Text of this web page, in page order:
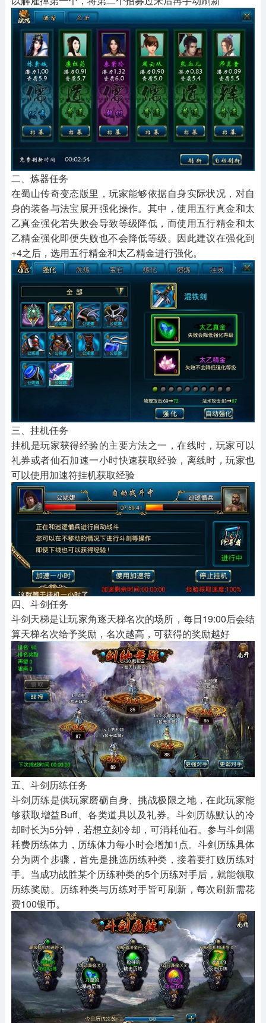
二、炼器任务
在蜀山传奇变态版里，玩家能够依据自身实际状况，对自
身的装备与法宝展开强化操作。其中，使用五行真金和太
乙真金强化若失败会导致等级降低，而使用五行精金和太
乙精金强化即便失败也不会降低等级。因此建议在强化到
+4之后，选用五行精金和太乙精金进行强化。
三、挂机任务
挂机是玩家获得经验的主要方法之一，在线时，玩家可以
礼券或者仙石加速一小时快速获取经验，离线时，玩家也
可以使用加速符挂机获取经验
四、斗剑任务
斗剑天梯是让玩家角逐天梯名次的场所，每日19:00后会结
算天梯名次给予奖励，名次越高，可获得的奖励越好
五、斗剑历练任务
斗剑历练是供玩家磨砺自身、挑战极限之地，在此玩家能
够获取增益Buff、各类道具以及礼券。斗剑历练默认的冷
却时长为5分钟，若想立刻冷却，可消耗仙石。参与斗剑需
耗费历练体力，历练体力每小时会增加1点。斗剑历练具体
分为两个步骤，首先是挑选历练种类，接着要打败历练对
手。当成功战胜某个历练种类的5个历练对手后，就能领取
历练奖励。历练种类与历练对手皆可刷新，每次刷新需花
费100银币。